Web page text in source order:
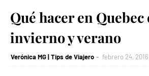
Qué hacer en Quebec
invierno y verano
Verónica MG | Tips de Viajero febrero 24, 2016